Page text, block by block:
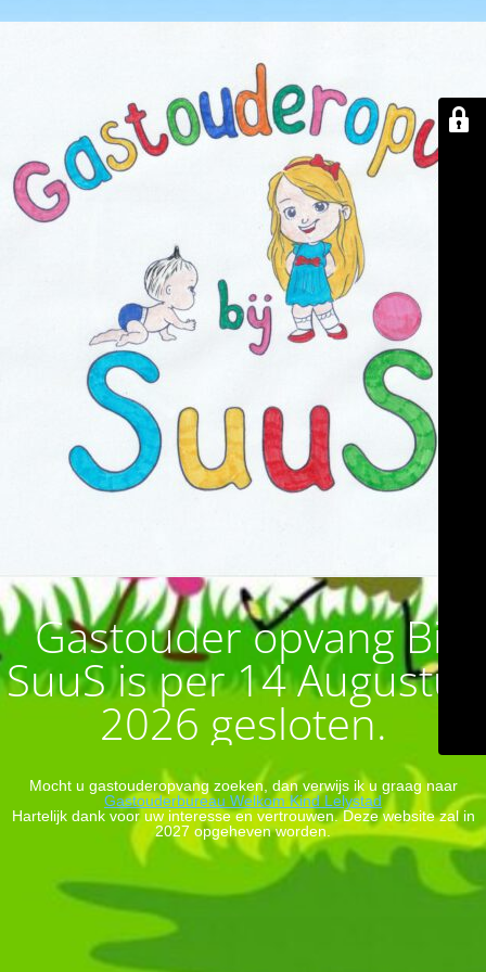
Gastouder opvang Bij
SuuS is per 14 Augustus
2026 gesloten.
Mocht u gastouderopvang zoeken, dan verwijs ik u graag naar
Gastouderbureau Welkom Kind Lelystad
Hartelijk dank voor uw interesse en vertrouwen. Deze website zal in
2027 opgeheven worden.